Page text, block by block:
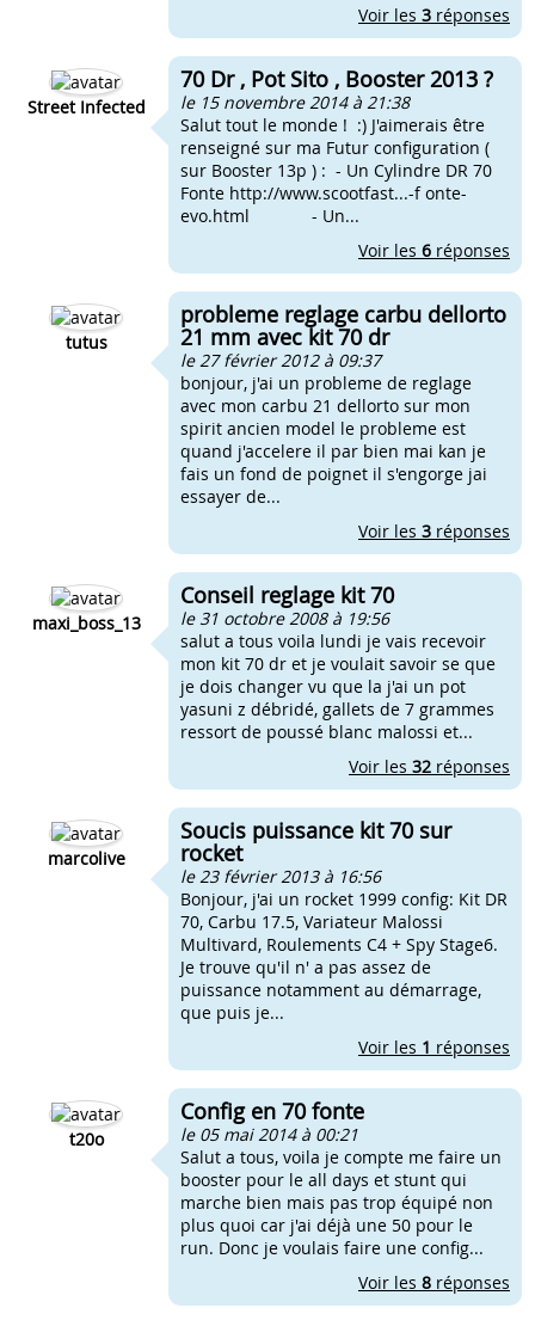
Voir les 3 réponses
Street Infected
70 Dr , Pot Sito , Booster 2013 ?
le 15 novembre 2014 à 21:38
Salut tout le monde ! :) J'aimerais être
renseigné sur ma Futur configuration (
sur Booster 13p ) : - Un Cylindre DR 70
Fonte http://www.scootfast...-f onte-
evo.html - Un...
Voir les 6 réponses
tutus
probleme reglage carbu dellorto
21 mm avec kit 70 dr
le 27 février 2012 à 09:37
bonjour, j'ai un probleme de reglage
avec mon carbu 21 dellorto sur mon
spirit ancien model le probleme est
quand j'accelere il par bien mai kan je
fais un fond de poignet il s'engorge jai
essayer de...
Voir les 3 réponses
maxi_boss_13
Conseil reglage kit 70
le 31 octobre 2008 à 19:56
salut a tous voila lundi je vais recevoir
mon kit 70 dr et je voulait savoir se que
je dois changer vu que la j'ai un pot
yasuni z débridé, gallets de 7 grammes
ressort de poussé blanc malossi et...
Voir les 32 réponses
marcolive
Soucis puissance kit 70 sur
rocket
le 23 février 2013 à 16:56
Bonjour, j'ai un rocket 1999 config: Kit DR
70, Carbu 17.5, Variateur Malossi
Multivard, Roulements C4 + Spy Stage6.
Je trouve qu'il n' a pas assez de
puissance notamment au démarrage,
que puis je...
Voir les 1 réponses
t20o
Config en 70 fonte
le 05 mai 2014 à 00:21
Salut a tous, voila je compte me faire un
booster pour le all days et stunt qui
marche bien mais pas trop équipé non
plus quoi car j'ai déjà une 50 pour le
run. Donc je voulais faire une config...
Voir les 8 réponses